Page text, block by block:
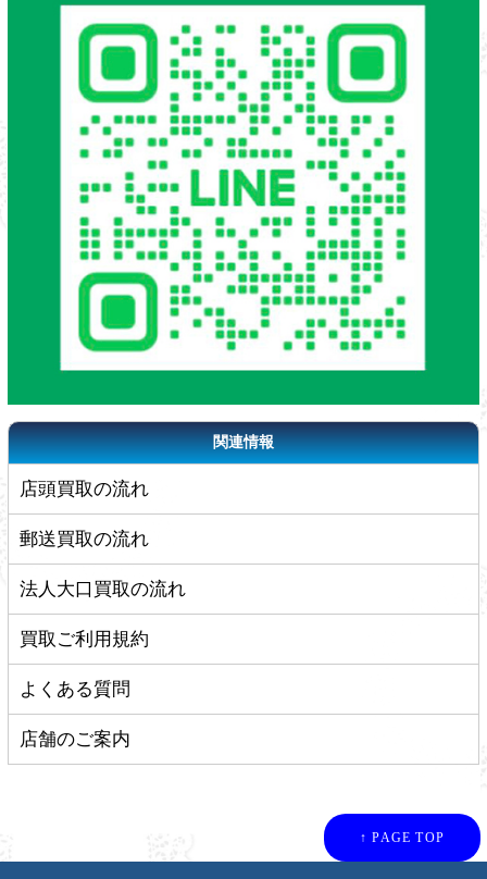
関連情報
店頭買取の流れ
郵送買取の流れ
法人大口買取の流れ
買取ご利用規約
よくある質問
店舗のご案内
↑ PAGE TOP